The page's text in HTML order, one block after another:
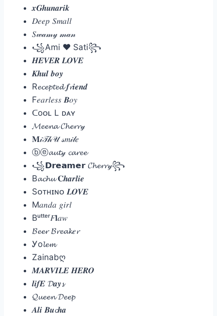
𝒙𝑮𝒉𝒖𝒏𝒂𝒓𝒊𝒌
𝐷𝑒𝑒𝑝 𝑆𝑚𝑎𝑙𝑙
𝑆𝓌𝒶𝓂𝓎 𝓂𝒶𝓃
꧁Ami ❤ Sati꧂
𝑯𝑬𝑽𝑬𝑹 𝑳𝑶𝑽𝑬
𝑲𝒉𝒖𝒍 𝒃𝒐𝒚
R𝓮𝓬𝓮𝓹𝓽𝓮𝓭 𝒇𝓻𝒊𝒆𝒏𝒅
F𝑒𝑎𝑟𝑙𝑒𝑠𝑠 𝑩𝑜𝑦
ᑕoᴏʟ L ᴅᴀʏ
𝓜𝓮𝓮𝓷𝓪 𝓒𝓱𝓮𝓻𝓻𝓎
𝐌𝒾𝒯𝒽𝒰 𝓈𝑚𝒾𝓁𝑒
ⓑⓔ𝓪𝓾𝓽𝓎 𝓬𝓪𝓻𝓮𝓮
꧁𝗗𝗿𝗲𝗮𝗺𝗲𝗿 𝓒𝓱𝓮𝓻𝓻𝓎꧂
B𝓪𝓬𝓱𝓾 𝐂𝒉𝒂𝒓𝒍𝒊𝒆
Sᴏᴛʜɪɴᴏ 𝑳𝑶𝑽𝑬
M𝑎𝑛𝑑𝑎 𝑔𝑖𝑟𝑙
Bᵘᵗᵗᵉʳ𝐹𝐥𝑎𝑤
𝓑𝓮𝓮𝓻 𝓑𝓻𝓮𝓪𝓴𝑒𝓻
Ꭹo𝓵𝓮𝓶
Zainabღ
𝑴𝑨𝑹𝑽𝑰𝑳𝑬 𝑯𝑬𝑹𝑶
𝒍𝒊𝒇𝑬 𝓓𝒂𝒚𝓼
𝓠𝓾𝓮𝓮𝓷 𝓓𝓮𝓮𝓹
𝑨𝒍𝒊 𝑩𝒖𝓬𝒉𝒂